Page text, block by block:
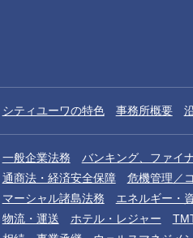
シティユーワの特色 事務所概要
一般企業法務 バンキング、ファイ
通商法・経済安全保障
危機管理／
マーシャル諸島法務
エネルギー・
物流・運送
ホテル・レジャー